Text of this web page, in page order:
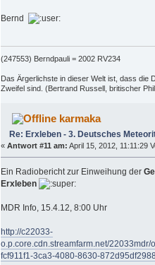
Bernd
(247553) Berndpauli = 2002 RV234
Das Ärgerlichste in dieser Welt ist, dass die
Zweifel sind. (Bertrand Russell, britischer
karmaka
Re: Erxleben - 3. Deutsches
« Antwort #11 am: April 15, 2012, 11:11:29
Ein Radiobericht zur Einweihung der
Erxleben
MDR Info, 15.4.12, 8:00 Uhr
http://c22033-
o.p.core.cdn.streamfarm.net/
fcf911f1-3ca3-4080-8630-